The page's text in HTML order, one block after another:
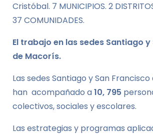
Cristóbal. 7 MUNICIPIOS. 2
37 COMUNIDADES.
El trabajo en las sedes Santiago
de Macorís.
Las sedes Santiago y San
han acompañado a10, 795
colectivos, sociales y escolares.
Las estrategias y programas